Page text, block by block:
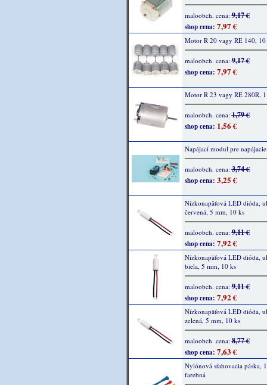
maloobch. cena:9,17 €
shop cena: 7,97 €
Motor R 20 vagy RE 140, 10
maloobch. cena:9,17 €
shop cena: 7,97 €
Motor R 23 vagy RE 280R,
maloobch. cena:1,79 €
shop cena: 1,56 €
Napájací modul pre
maloobch. cena:3,74 €
shop cena: 3,25 €
Nízkonapäťová LED dióda,
červená, 5 mm, 10 ks
maloobch. cena:9,11 €
shop cena: 7,92 €
Nízkonapäťová LED dióda,
biela, 5 mm, 10 ks
maloobch. cena:9,11 €
shop cena: 7,92 €
Nízkonapäťová LED dióda,
zelená, 5 mm, 10 ks
maloobch. cena:8,77 €
shop cena: 7,63 €
Nylónová sťahovacia páska,
farebná